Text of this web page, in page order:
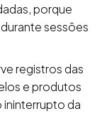
porque
sessões
registros das
e produtos
da